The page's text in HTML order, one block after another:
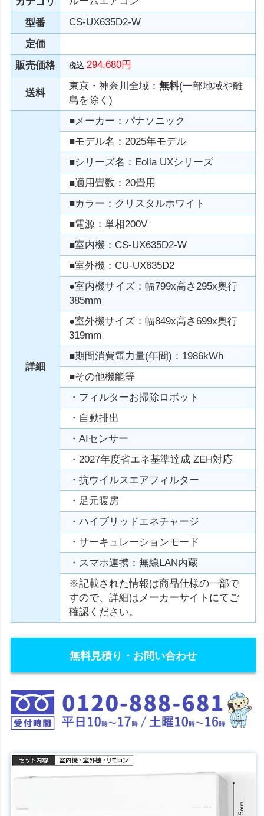
型番
CS-UX635D2-W
定価
販売価格
税込294,680円
送料
東京・神奈川全域：無料(一部地域や離
島を除く)
詳細
■メーカー：パナソニック
■モデル名：2025年モデル
■シリーズ名：Eolia UXシリーズ
■適用畳数：20畳用
■カラー：クリスタルホワイト
■電源：単相200V
■室内機：CS-UX635D2-W
■室外機：CU-UX635D2
●室内機サイズ：幅799x高さ295x奥行
385mm
●室外機サイズ：幅849x高さ699x奥行
319mm
■期間消費電力量(年間)：1986kWh
■その他機能等
・フィルターお掃除ロボット
・自動排出
・AIセンサー
・2027年度省エネ基準達成 ZEH対応
・抗ウイルスエアフィルター
・足元暖房
・ハイブリッドエネチャージ
・サーキュレーションモード
・スマホ連携：無線LAN内蔵
※記載された情報は商品仕様の一部で
すので、詳細はメーカーサイトにてご
確認ください。
無料見積り・お問い合わせ